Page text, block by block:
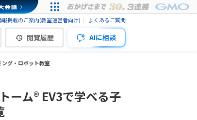
報掲載のご案内(教室運営者向け) よくあるご質問
閲覧履歴 AIに相談
グ・ロボット教室
ーム® EV3で学べる子